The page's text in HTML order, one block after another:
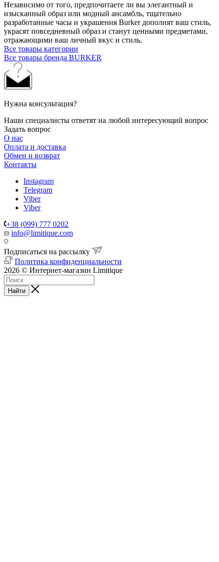
Независимо от того, предпочитаете ли вы элегантный и
изысканный образ или модный ансамбль, тщательно
разработанные часы и украшения Burker дополнят ваш стиль,
украсят повседневный образ и станут ценными предметами,
отражающими ваш личный вкус и стиль.
Все товары категории
Все товары бренда BURKER
Нужна консультация?
Наши специалисты ответят на любой интересующий вопрос
Задать вопрос
О нас
Оплата и доставка
Обмен и возврат
Контакты
Instagram
Telegram
Viber
Viber
+38 (099) 777 0202
info@limitique.com
Подписаться на рассылку
Политика конфиденциальности
2026 © Интернет-магазин Limitique
Найти